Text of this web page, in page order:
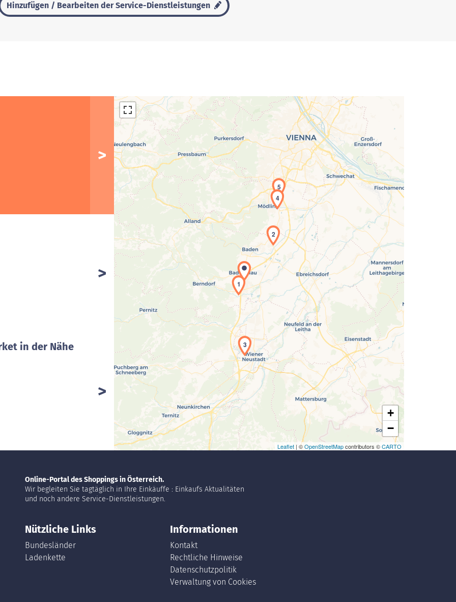
Hinzufügen / Bearbeiten der Service-Dienstleistungen
in der Nähe
Laden der Karte...
1
2
3
4
5
+
−
Leaflet | ©OpenStreetMapcontributors ©CARTO
Online-Portal des Shoppings in Österreich.
Wir begleiten Sie tagtäglich in Ihre Einkäuffe : Einkaufs Aktualitäten
und noch andere Service-Dienstleistungen.
Nützliche Links
Bundesländer
Ladenkette
Informationen
Kontakt
Rechtliche Hinweise
Datenschutzpolitik
Verwaltung von Cookies